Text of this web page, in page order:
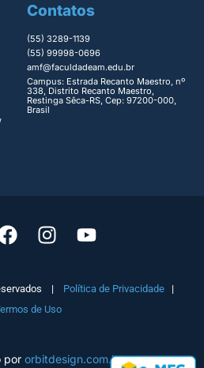
Contatos
(55) 3289-1139
(55) 99998-0696
amf@faculdadeam.edu.br
Campus: Estrada Recanto Maestro, nº
338, Distrito Recanto Maestro,
Restinga Sêca-RS, Cep: 97200-000,
Brasil
| Política de Privacidade|
de Uso
por orbitdesign.com.br